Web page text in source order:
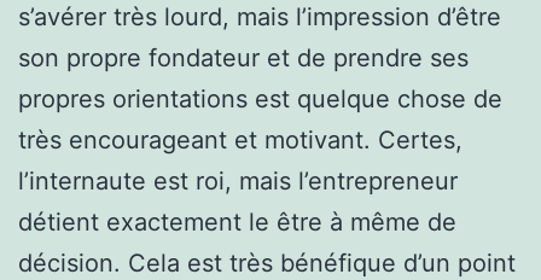
s’avérer très lourd, mais l’impression d’être
son propre fondateur et de prendre ses
propres orientations est quelque chose de
très encourageant et motivant. Certes,
l’internaute est roi, mais l’entrepreneur
détient exactement le être à même de
décision. Cela est très bénéfique d’un point